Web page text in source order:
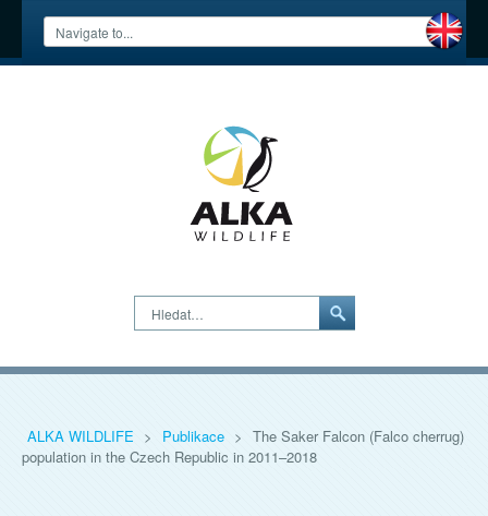
Hledat…
ALKA WILDLIFE > Publikace > The Saker Falcon (Falco cherrug)
population in the Czech Republic in 2011–2018